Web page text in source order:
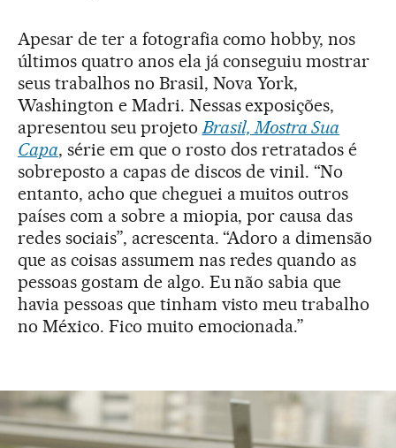
Apesar de ter a fotografia como hobby, nos
últimos quatro anos ela já conseguiu mostrar
seus trabalhos no Brasil, Nova York,
Washington e Madri. Nessas exposições,
apresentou seu projeto Brasil, Mostra Sua
Capa, série em que o rosto dos retratados é
sobreposto a capas de discos de vinil. “No
entanto, acho que cheguei a muitos outros
países com a sobre a miopia, por causa das
redes sociais”, acrescenta. “Adoro a dimensão
que as coisas assumem nas redes quando as
pessoas gostam de algo. Eu não sabia que
havia pessoas que tinham visto meu trabalho
no México. Fico muito emocionada.”